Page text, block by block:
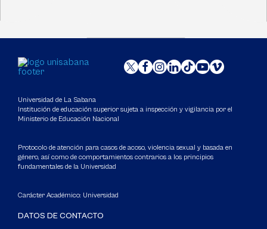
Universidad de La Sabana
Institución de educación superior sujeta a inspección y vigilancia por el
Ministerio de Educación Nacional
Protocolo de atención para casos de acoso, violencia sexual y basada en
género, así como de comportamientos contrarios a los principios
fundamentales de la Universidad
Carácter Académico: Universidad
DATOS DE CONTACTO